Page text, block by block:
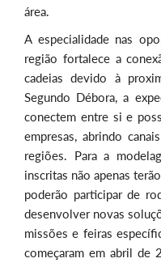
área.
A especialidade nas
região fortalece a
cadeias devido à
Segundo Débora, a
conectem entre si e
empresas, abrindo
regiões. Para a
inscritas não apenas
poderão participar de
desenvolver novas
missões e feiras
começaram em abril de